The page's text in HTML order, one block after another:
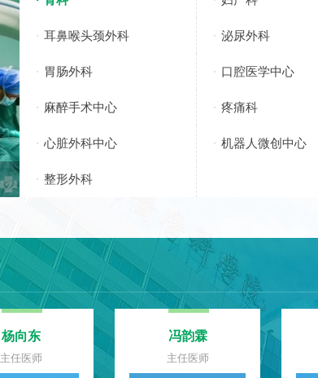
耳鼻喉头颈外科 泌尿外科
胃肠外科 口腔医学中心
麻醉手术中心 疼痛科
心脏外科中心 机器人微创中心
整形外科
杨向东
主任医师
冯韵霖
主任医师